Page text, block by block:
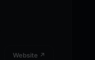
Website ↗